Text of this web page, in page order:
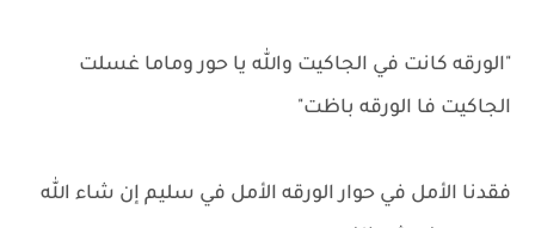
"الورقه كانت في الجاكيت والله يا حور وماما غسلت
الجاكيت فا الورقه باظت"
فقدنا الأمل في حوار الورقه الأمل في سليم إن شاء الله